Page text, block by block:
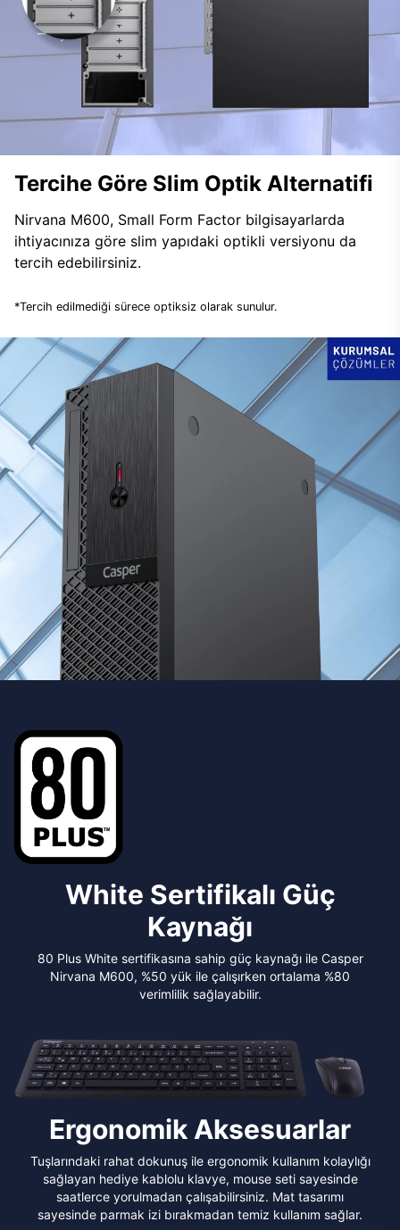
Tercihe Göre Slim Optik Alternatifi
Nirvana M600, Small Form Factor bilgisayarlarda
ihtiyacınıza göre slim yapıdaki optikli versiyonu da
tercih edebilirsiniz.
*Tercih edilmediği sürece optiksiz olarak sunulur.
White Sertifikalı Güç
Kaynağı
80 Plus White sertifikasına sahip güç kaynağı ile Casper
Nirvana M600, %50 yük ile çalışırken ortalama %80
verimlilik sağlayabilir.
Ergonomik Aksesuarlar
Tuşlarındaki rahat dokunuş ile ergonomik kullanım kolaylığı
sağlayan hediye kablolu klavye, mouse seti sayesinde
saatlerce yorulmadan çalışabilirsiniz. Mat tasarımı
sayesinde parmak izi bırakmadan temiz kullanım sağlar.